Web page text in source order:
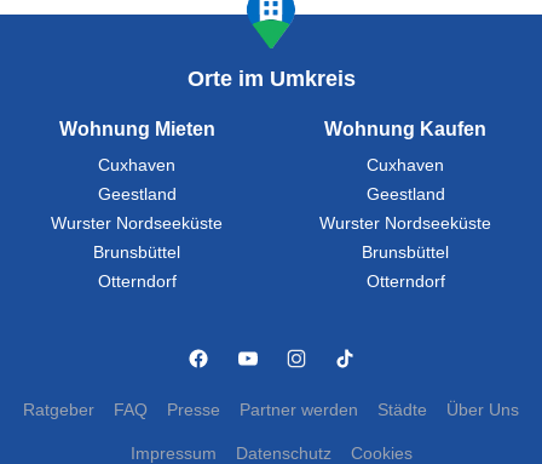
Orte im Umkreis
Wohnung Mieten
Cuxhaven
Geestland
Wurster Nordseeküste
Brunsbüttel
Otterndorf
Wohnung Kaufen
Cuxhaven
Geestland
Wurster Nordseeküste
Brunsbüttel
Otterndorf
Ratgeber FAQ Presse Partner werden Städte Über Uns
Impressum Datenschutz Cookies